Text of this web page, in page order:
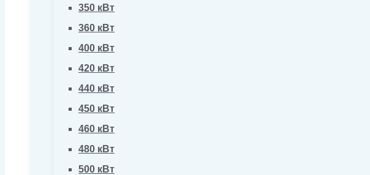
350 кВт
360 кВт
400 кВт
420 кВт
440 кВт
450 кВт
460 кВт
480 кВт
500 кВт